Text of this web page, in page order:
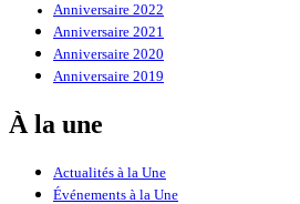
Anniversaire 2022
Anniversaire 2021
Anniversaire 2020
Anniversaire 2019
À la une
Actualités à la Une
Événements à la Une